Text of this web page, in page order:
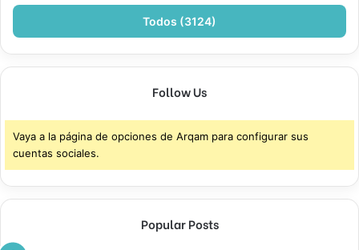
Todos (3124)
Follow Us
Vaya a la página de opciones de Arqam para configurar sus
cuentas sociales.
Popular Posts